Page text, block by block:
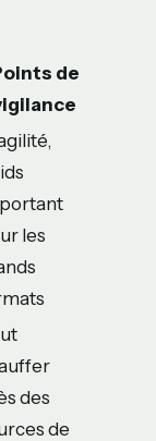
de
les
des
de